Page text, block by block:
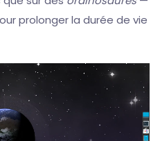
prolonger la durée de vie